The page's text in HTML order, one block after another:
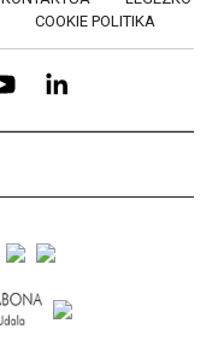
COOKIE POLITIKA